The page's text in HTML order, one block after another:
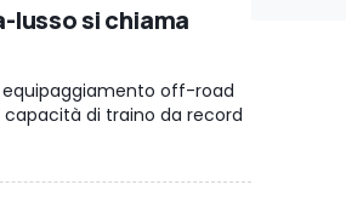
lusso si chiama
off-road
di traino da record